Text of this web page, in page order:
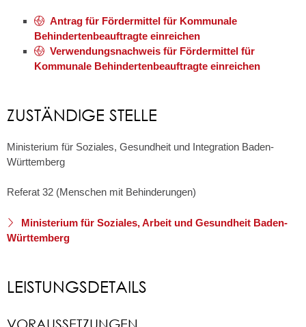
Antrag für Fördermittel für Kommunale
Behindertenbeauftragte einreichen
Verwendungsnachweis für Fördermittel für
Kommunale Behindertenbeauftragte einreichen
ZUSTÄNDIGE STELLE
Ministerium für Soziales, Gesundheit und Integration Baden-
Württemberg
Referat 32 (Menschen mit Behinderungen)
Ministerium für Soziales, Arbeit und Gesundheit Baden-
Württemberg
LEISTUNGSDETAILS
VORAUSSETZUNGEN